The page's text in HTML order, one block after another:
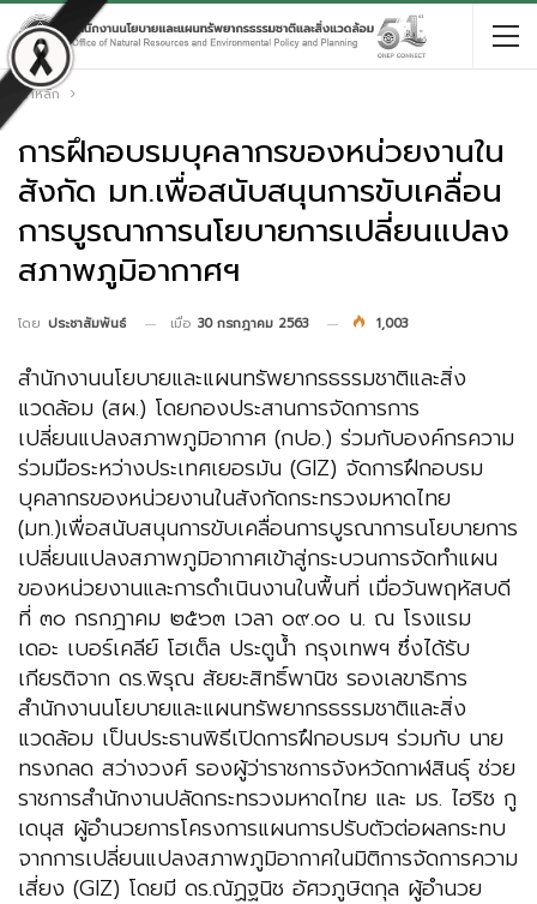
หน้าหลัก
การฝึกอบรมบุคลากรของหน่วยงานใน
สังกัด มท.เพื่อสนับสนุนการขับเคลื่อน
การบูรณาการนโยบายการเปลี่ยนแปลง
สภาพภูมิอากาศฯ
โดย ประชาสัมพันธ์ เมื่อ 30 กรกฎาคม 2563 1,003
สำนักงานนโยบายและแผนทรัพยากรธรรมชาติและสิ่ง
แวดล้อม (สผ.) โดยกองประสานการจัดการการ
เปลี่ยนแปลงสภาพภูมิอากาศ (กปอ.) ร่วมกับองค์กรความ
ร่วมมือระหว่างประเทศเยอรมัน (GIZ) จัดการฝึกอบรม
บุคลากรของหน่วยงานในสังกัดกระทรวงมหาดไทย
(มท.)เพื่อสนับสนุนการขับเคลื่อนการบูรณาการนโยบายการ
เปลี่ยนแปลงสภาพภูมิอากาศเข้าสู่กระบวนการจัดทำแผน
ของหน่วยงานและการดำเนินงานในพื้นที่ เมื่อวันพฤหัสบดี
ที่ ๓๐ กรกฎาคม ๒๕๖๓ เวลา ๐๙.๐๐ น. ณ โรงแรม
เดอะ เบอร์เคลีย์ โฮเต็ล ประตูน้ำ กรุงเทพฯ ซึ่งได้รับ
เกียรติจาก ดร.พิรุณ สัยยะสิทธิ์พานิช รองเลขาธิการ
สำนักงานนโยบายและแผนทรัพยากรธรรมชาติและสิ่ง
แวดล้อม เป็นประธานพิธีเปิดการฝึกอบรมฯ ร่วมกับ นาย
ทรงกลด สว่างวงศ์ รองผู้ว่าราชการจังหวัดกาฬสินธุ์ ช่วย
ราชการสำนักงานปลัดกระทรวงมหาดไทย และ มร. ไฮริช กู
เดนุส ผู้อำนวยการโครงการแผนการปรับตัวต่อผลกระทบ
จากการเปลี่ยนแปลงสภาพภูมิอากาศในมิติการจัดการความ
เสี่ยง (GIZ) โดยมี ดร.ณัฏฐนิช อัศวภูษิตกุล ผู้อำนวย